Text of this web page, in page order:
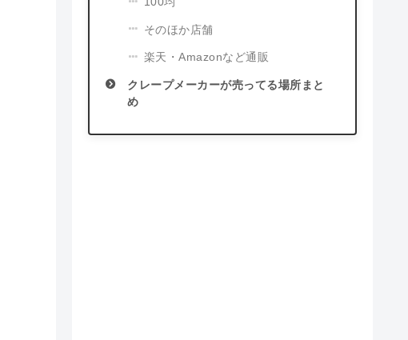
そのほか店舗
楽天・Amazonなど通販
クレープメーカーが売ってる場所まと
め